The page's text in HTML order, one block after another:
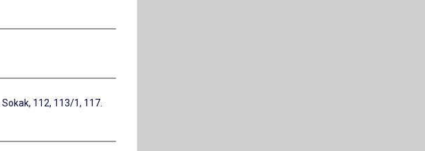
112, 113/1, 117.